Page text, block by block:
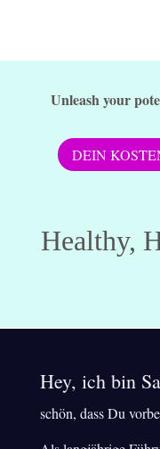
Unleash your
DEIN
Healthy,
Hey, ich bin
schön, dass Du